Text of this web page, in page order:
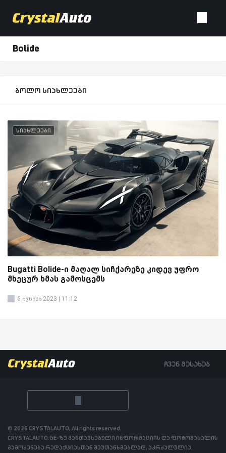
Bolide
ბოლო სიახლეები
სიახლეები
Bugatti Bolide-ი მაღალ სიჩქარეზე კიდევ უფრო
მხეცურ ხმას გამოსცემს
6 ივნისი 2023 | 11:12
ჩვენ შესახებ
© 2026 CRYSTALAUTO, All rights reserved.
CRYSTALAUTO.GE-ზე განთავსებული ინფორმაციის და ფოტომასალის
გამოყენება რედაქციასთან შეუთანხმებლად, აკრძალულია.